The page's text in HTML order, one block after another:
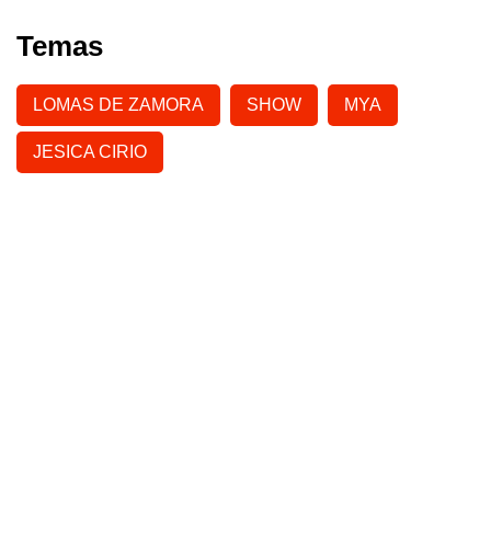
Temas
LOMAS DE ZAMORA SHOW MYA
JESICA CIRIO